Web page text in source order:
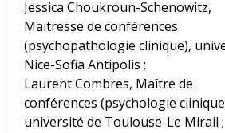
Jessica Choukroun-Schenowitz,
Maitresse de conférences
(psychopathologie clinique),
Nice-Sofia Antipolis ;
Laurent Combres, Maître de
conférences (psychologie
université de Toulouse-Le Mirail ;